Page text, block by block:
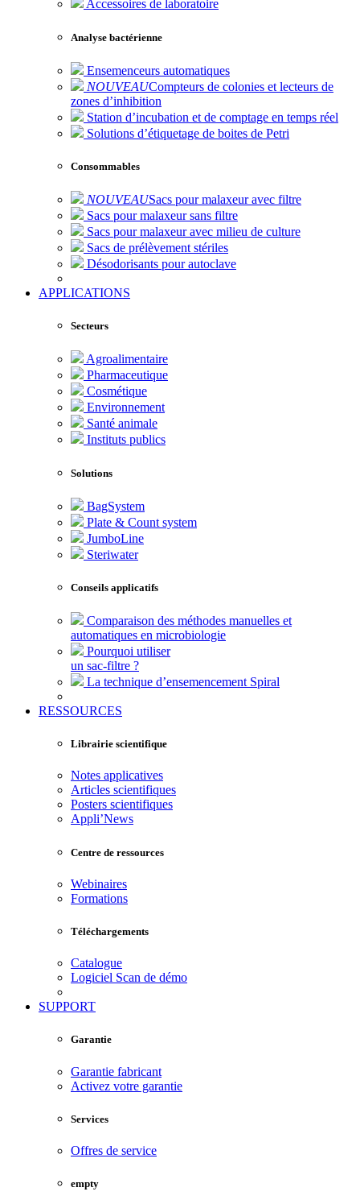
Accessoires de laboratoire
Analyse bactérienne
Ensemenceurs automatiques
NOUVEAUCompteurs de colonies et lecteurs de
zones d’inhibition
Station d’incubation et de comptage en temps réel
Solutions d’étiquetage de boites de Petri
Consommables
NOUVEAUSacs pour malaxeur avec filtre
Sacs pour malaxeur sans filtre
Sacs pour malaxeur avec milieu de culture
Sacs de prélèvement stériles
Désodorisants pour autoclave
APPLICATIONS
Secteurs
Agroalimentaire
Pharmaceutique
Cosmétique
Environnement
Santé animale
Instituts publics
Solutions
BagSystem
Plate & Count system
JumboLine
Steriwater
Conseils applicatifs
Comparaison des méthodes manuelles et
automatiques en microbiologie
Pourquoi utiliser
un sac-filtre ?
La technique d’ensemencement Spiral
RESSOURCES
Librairie scientifique
Notes applicatives
Articles scientifiques
Posters scientifiques
Appli’News
Centre de ressources
Webinaires
Formations
Téléchargements
Catalogue
Logiciel Scan de démo
SUPPORT
Garantie
Garantie fabricant
Activez votre garantie
Services
Offres de service
empty